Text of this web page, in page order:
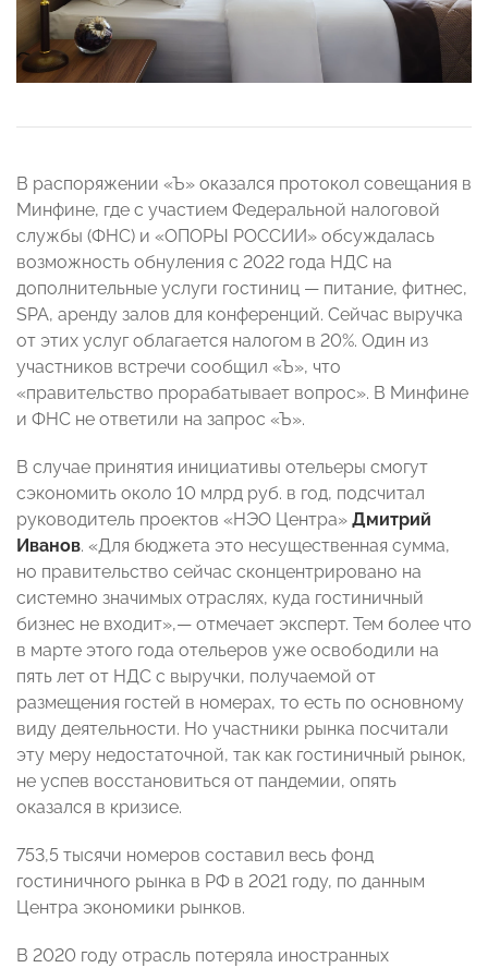
В распоряжении «Ъ» оказался протокол совещания в
Минфине, где с участием Федеральной налоговой
службы (ФНС) и «ОПОРЫ РОССИИ» обсуждалась
возможность обнуления с 2022 года НДС на
дополнительные услуги гостиниц — питание, фитнес,
SPA, аренду залов для конференций. Сейчас выручка
от этих услуг облагается налогом в 20%. Один из
участников встречи сообщил «Ъ», что
«правительство прорабатывает вопрос». В Минфине
и ФНС не ответили на запрос «Ъ».
В случае принятия инициативы отельеры смогут
сэкономить около 10 млрд руб. в год, подсчитал
руководитель проектов «НЭО Центра» Дмитрий
Иванов. «Для бюджета это несущественная сумма,
но правительство сейчас сконцентрировано на
системно значимых отраслях, куда гостиничный
бизнес не входит»,— отмечает эксперт. Тем более что
в марте этого года отельеров уже освободили на
пять лет от НДС с выручки, получаемой от
размещения гостей в номерах, то есть по основному
виду деятельности. Но участники рынка посчитали
эту меру недостаточной, так как гостиничный рынок,
не успев восстановиться от пандемии, опять
оказался в кризисе.
753,5 тысячи номеров составил весь фонд
гостиничного рынка в РФ в 2021 году, по данным
Центра экономики рынков.
В 2020 году отрасль потеряла иностранных